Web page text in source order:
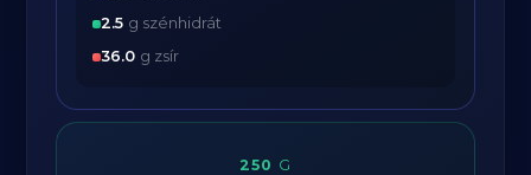
2.5 g szénhidrát
36.0 g zsír
250 G